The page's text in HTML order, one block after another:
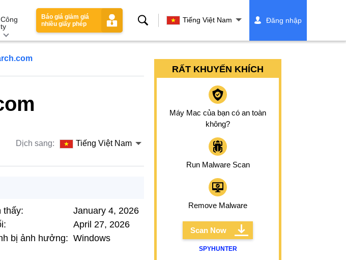
Công
ty
Báo giá giảm giá
nhiều giấy phép
Tìm
kiếm
Tiếng Việt Nam Đăng nhập
Dịch sang: Tiếng Việt Nam
thấy:
January 4, 2026
April 27, 2026
bị ảnh hưởng: Windows
RẤT KHUYẾN KHÍCH
Máy Mac của bạn có an toàn
không?
Run Malware Scan
Remove Malware
Scan Now
SPYHUNTER